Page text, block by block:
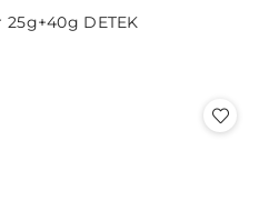
DETEK